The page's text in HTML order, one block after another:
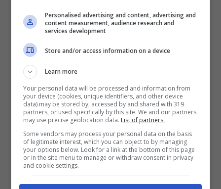
VERIFICA
Bonus Benvenuto Sport: fino a 1.000€
50% sul deposito fino a 50€
1000€
Personalised advertising and content, advertising and
content measurement, audience research and
services development
Store and/or access information on a device
Learn more
Your personal data will be processed and information from
your device (cookies, unique identifiers, and other device
data) may be stored by, accessed by and shared with 319
partners, or used specifically by this site. We and our partners
may use precise geolocation data. List of partners.
Some vendors may process your personal data on the basis
of legitimate interest, which you can object to by managing
your options below. Look for a link at the bottom of this page
or in the site menu to manage or withdraw consent in privacy
and cookie settings.